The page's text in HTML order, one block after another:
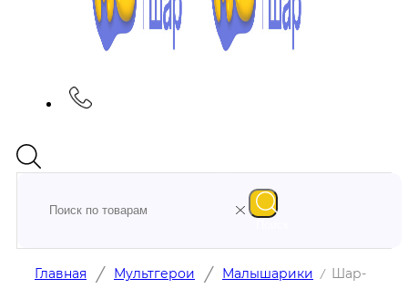
Главная / Мультгерои / Малышарики / Шар-